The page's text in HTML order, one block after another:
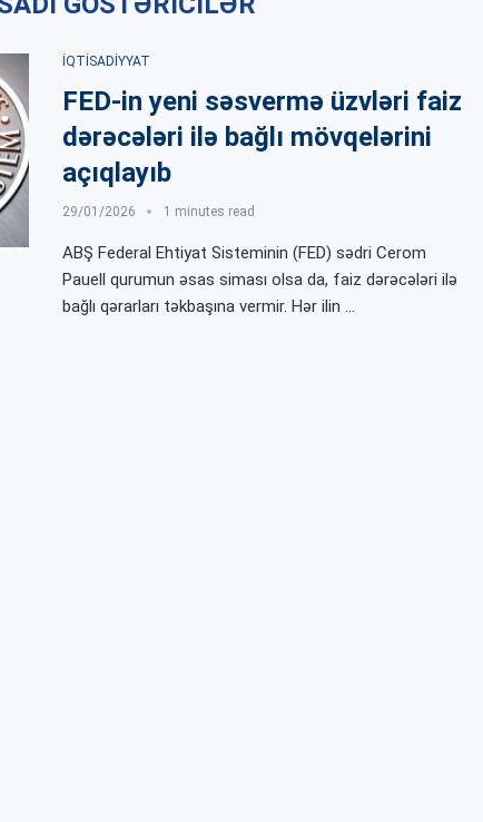
İQTISADIYYAT
FED-in yeni səsvermə üzvləri faiz
dərəcələri ilə bağlı mövqelərini
açıqlayıb
29/01/2026 1 minutes read
ABŞ Federal Ehtiyat Sisteminin (FED) sədri Cerom
Pauell qurumun əsas siması olsa da, faiz dərəcələri ilə
bağlı qərarları təkbaşına vermir. Hər ilin …